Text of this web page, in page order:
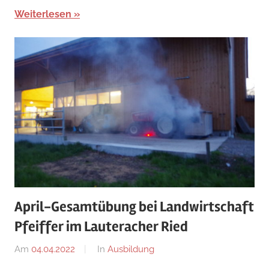
Weiterlesen
April-Gesamtübung bei Landwirtschaft
Pfeiffer im Lauteracher Ried
Am 04.04.2022
Von
In Ausbildung